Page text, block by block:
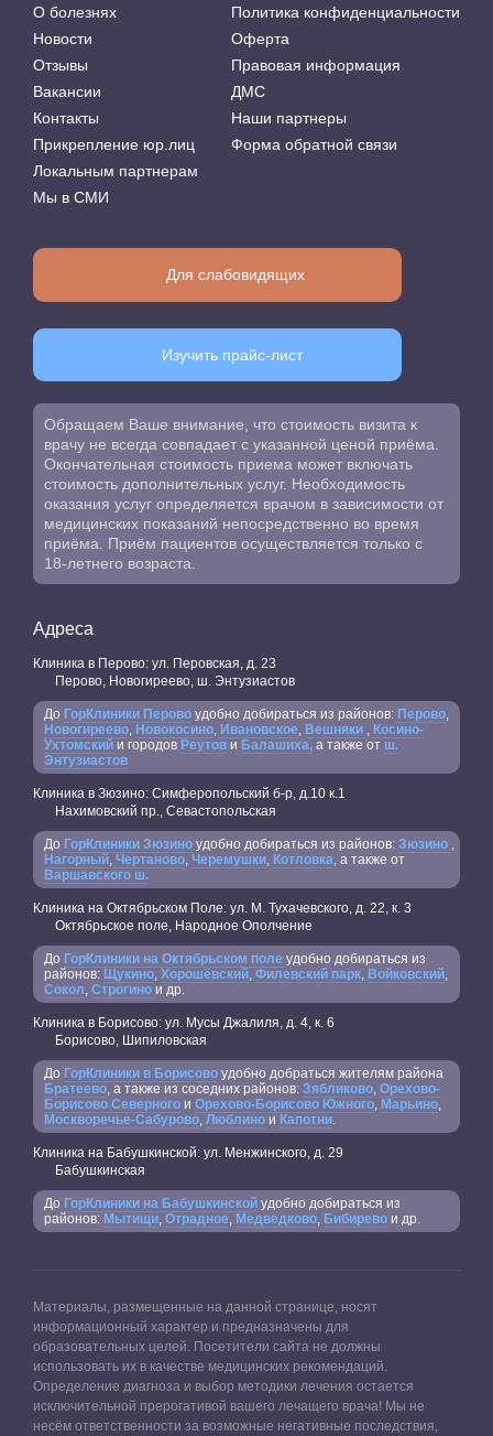
О болезнях
Новости
Отзывы
Вакансии
Контакты
Прикрепление юр.лиц
Локальным партнерам
Мы в СМИ
Политика конфиденциальности
Оферта
Правовая информация
ДМС
Наши партнеры
Форма обратной связи
Для слабовидящих
Изучить прайс-лист
Обращаем Ваше внимание, что стоимость визита к
врачу не всегда совпадает с указанной ценой приёма.
Окончательная стоимость приема может включать
стоимость дополнительных услуг. Необходимость
оказания услуг определяется врачом в зависимости от
медицинских показаний непосредственно во время
приёма. Приём пациентов осуществляется только с
18-летнего возраста.
Адреса
Клиника в Перово: ул. Перовская, д. 23
Перово, Новогиреево, ш. Энтузиастов
До ГорКлиники Перово удобно добираться из районов: Перово
Новогиреево Новокосино Ивановское Вешняки
Косино-
Ухтомский и городов Реутов и Балашиха, а также от ш.
Энтузиастов
Клиника в Зюзино: Симферопольский б-р, д.10 к.1
Нахимовский пр., Севастопольская
До ГорКлиники Зюзино удобно добираться из районов: Зюзино
Нагорный Чертаново Черемушки Котловка , а также от
Варшавского ш.
Клиника на Октябрьском Поле: ул. М. Тухачевского, д. 22, к. 3
Октябрьское поле, Народное Ополчение
До ГорКлиники на Октябрьском поле удобно добираться из
районов: Щукино Хорошёвский Филевский парк Войковский
Сокол Строгино и др.
Клиника в Борисово: ул. Мусы Джалиля, д. 4, к. 6
Борисово, Шипиловская
До ГорКлиники в Борисово удобно добраться жителям района
Братеево , а также из соседних районов: Зябликово Орехово-
Борисово Северного и Орехово-Борисово Южного Марьино
Москворечье-Сабурово Люблино и Капотни
Клиника на Бабушкинской: ул. Менжинского, д. 29
Бабушкинская
До ГорКлиники на Бабушкинской удобно добираться из
районов: Мытищи Отрадное Медведково Бибирево и др.
Материалы, размещенные на данной странице, носят
информационный характер и предназначены для
образовательных целей. Посетители сайта не должны
использовать их в качестве медицинских рекомендаций.
Определение диагноза и выбор методики лечения остается
исключительной прерогативой вашего лечащего врача! Мы не
несём ответственности за возможные негативные последствия,